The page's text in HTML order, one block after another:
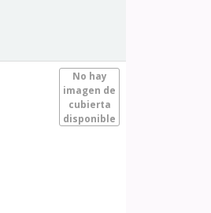
No hay
imagen de
cubierta
disponible